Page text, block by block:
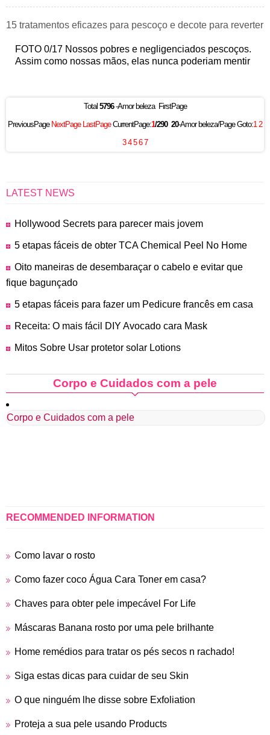
15 tratamentos eficazes para pescoço e decote para reverter
a flacidez
FOTO 0/17 Nossos pobres e negligenciados pescoços.
Assim como nossas mãos, elas nunca poderiam mentir
Total 5796-Amor beleza FirstPage
PreviousPage NextPage LastPageCurrentPage:1/290 20-Amor beleza/Page Goto:1 2
3 4 5 6 7
LATEST NEWS
Hollywood Secrets para parecer mais jovem
5 etapas fáceis de obter TCA Chemical Peel No Home
Oito maneiras de desembaraçar o cabelo e evitar que
fique bagunçado
5 etapas fáceis para fazer um Pedicure francês em casa
Receita: O mais fácil DIY Avocado cara Mask
Mitos Sobre Usar protetor solar Lotions
Corpo e Cuidados com a pele
Corpo e Cuidados com a pele
RECOMMENDED INFORMATION
Como lavar o rosto
Como fazer coco Água Cara Toner em casa?
Chaves para obter pele impecável For Life
Máscaras Banana rosto por uma pele brilhante
Home remédios para tratar os pés secos n rachado!
Siga estas dicas para cuidar de seu Skin
O que ninguém lhe disse sobre Exfoliation
Proteja a sua pele usando Products